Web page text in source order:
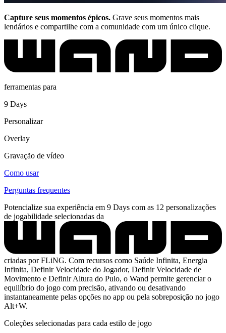
Capture seus momentos épicos. Grave seus momentos mais
lendários e compartilhe com a comunidade com um único clique.
ferramentas para
9 Days
Personalizar
Overlay
Gravação de vídeo
Como usar
Perguntas frequentes
Potencialize sua experiência em 9 Days com as 12 personalizações
de jogabilidade selecionadas da
criadas por FLiNG. Com recursos como Saúde Infinita, Energia
Infinita, Definir Velocidade do Jogador, Definir Velocidade de
Movimento e Definir Altura do Pulo, o Wand permite gerenciar o
equilíbrio do jogo com precisão, ativando ou desativando
instantaneamente pelas opções no app ou pela sobreposição no jogo
Alt+W.
Coleções selecionadas para cada estilo de jogo